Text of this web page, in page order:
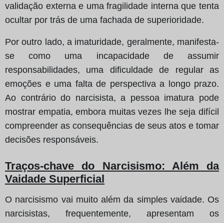
validação externa e uma fragilidade interna que tenta
ocultar por trás de uma fachada de superioridade.
Por outro lado, a imaturidade, geralmente, manifesta-
se como uma incapacidade de assumir
responsabilidades, uma dificuldade de regular as
emoções e uma falta de perspectiva a longo prazo.
Ao contrário do narcisista, a pessoa imatura pode
mostrar empatia, embora muitas vezes lhe seja difícil
compreender as consequências de seus atos e tomar
decisões responsáveis.
Traços-chave do Narcisismo: Além da
Vaidade Superficial
O narcisismo vai muito além da simples vaidade. Os
narcisistas, frequentemente, apresentam os